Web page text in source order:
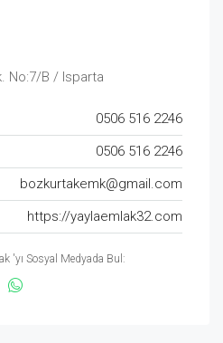
No:7/B / Isparta
0506 516 2246
0506 516 2246
bozkurtakemk@gmail.com
https://yaylaemlak32.com
'yı Sosyal Medyada Bul: